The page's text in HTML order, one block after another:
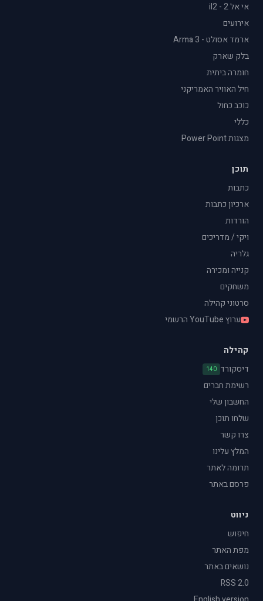
אי אל 2 - il2
אירועים
ארמד אסולט - Arma 3
בלק שארק
חומרה ביתית
חיל האוויר האמריקני
כוכב כחול
כללי
מצגות Power Point
תוכן
כתבות
ארכיון כתבות
הורדות
ויקי / מדריכים
גלריה
קנייה ומכירה
משחקים
סרטוני קהילה
ערוץ YouTube הרשמי
קהילה
דיסקורד 140
רשימת חברים
החשבון שלי
שלחו תוכן
צרו קשר
המלץ עלינו
תרומה לאתר
פרסם באתר
ניווט
חיפוש
מפת האתר
נושאים באתר
RSS 2.0